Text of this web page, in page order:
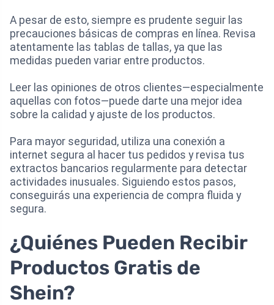
A pesar de esto, siempre es prudente seguir las
precauciones básicas de compras en línea. Revisa
atentamente las tablas de tallas, ya que las
medidas pueden variar entre productos.
Leer las opiniones de otros clientes—especialmente
aquellas con fotos—puede darte una mejor idea
sobre la calidad y ajuste de los productos.
Para mayor seguridad, utiliza una conexión a
internet segura al hacer tus pedidos y revisa tus
extractos bancarios regularmente para detectar
actividades inusuales. Siguiendo estos pasos,
conseguirás una experiencia de compra fluida y
segura.
¿Quiénes Pueden Recibir
Productos Gratis de
Shein?